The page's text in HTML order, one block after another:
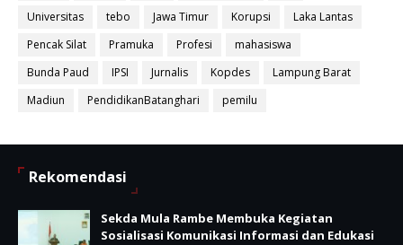
Universitas
tebo Jawa Timur Korupsi
Laka Lantas
Pencak Silat
Pramuka Profesi
mahasiswa
Bunda Paud
IPSI Jurnalis Kopdes
Lampung Barat
Madiun
PendidikanBatanghari pemilu
Rekomendasi
Sekda Mula Rambe Membuka Kegiatan
Sosialisasi Komunikasi Informasi dan Edukasi